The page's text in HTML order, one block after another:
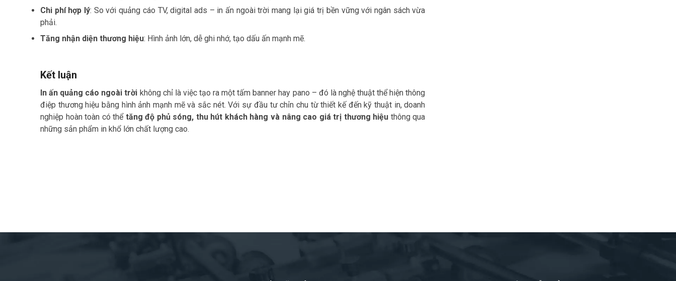
Chi phí hợp lý: So với quảng cáo TV, digital ads – in ấn ngoài trời mang lại giá trị bền vững với ngân sách vừa
phải.
Tăng nhận diện thương hiệu: Hình ảnh lớn, dễ ghi nhớ, tạo dấu ấn mạnh mẽ.
Kết luận
In ấn quảng cáo ngoài trời không chỉ là việc tạo ra một tấm banner hay pano – đó là nghệ thuật thể hiện thông
điệp thương hiệu bằng hình ảnh mạnh mẽ và sắc nét. Với sự đầu tư chỉn chu từ thiết kế đến kỹ thuật in, doanh
nghiệp hoàn toàn có thể tăng độ phủ sóng, thu hút khách hàng và nâng cao giá trị thương hiệu thông qua
những sản phẩm in khổ lớn chất lượng cao.